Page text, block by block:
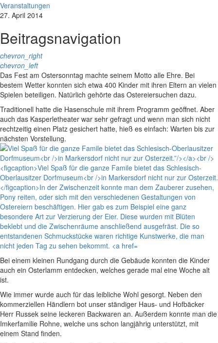
Veranstaltungen
27. April 2014
Beitragsnavigation
chevron_right
chevron_left
Das Fest am Ostersonntag machte seinem Motto alle Ehre. Bei
bestem Wetter konnten sich etwa 400 Kinder mit ihren Eltern an vielen
Spielen beteiligen. Natürlich gehörte das Ostereiersuchen dazu.
Traditionell hatte die Hasenschule mit ihrem Programm geöffnet. Aber
auch das Kasperletheater war sehr gefragt und wenn man sich nicht
rechtzeitig einen Platz gesichert hatte, hieß es einfach: Warten bis zur
nächsten Vorstellung.
Bei einem kleinen Rundgang durch die Gebäude konnten die Kinder
auch ein Osterlamm entdecken, welches gerade mal eine Woche alt
ist.
Wie immer wurde auch für das leibliche Wohl gesorgt. Neben den
kommerziellen Händlern bot unser ständiger Haus- und Hofbäcker
Herr Russek seine leckeren Backwaren an. Außerdem konnte man die
Imkerfamilie Rohne, welche uns schon langjährig unterstützt, mit
einem Stand finden.